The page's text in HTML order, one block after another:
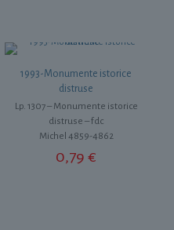
1993-Monumente istorice
distruse
Lp. 1307 – Monumente istorice
distruse – fdc
Michel 4859-4862
0,79€